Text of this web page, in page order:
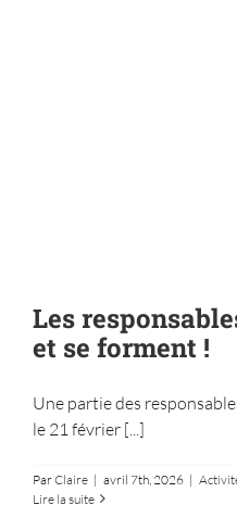
Les
et se forment !
Une partie des
le 21 février [...]
ParClaire | avril 7th, 2026 |
Lire la suite
Formation des